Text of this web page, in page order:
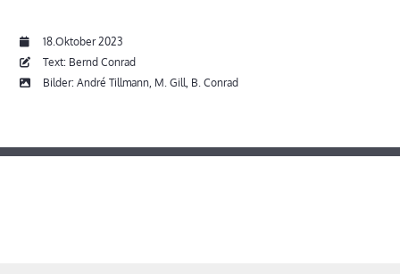
18.Oktober 2023
Text: Bernd Conrad
Bilder: André Tillmann, M. Gill, B. Conrad